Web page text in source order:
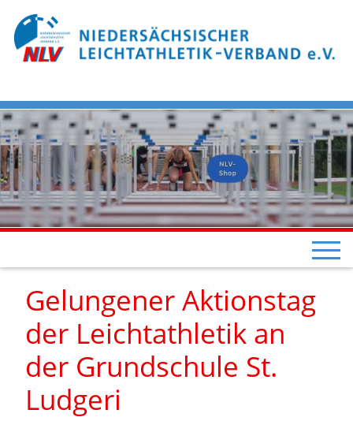
Gelungener Aktionstag
der Leichtathletik an
der Grundschule St.
Ludgeri